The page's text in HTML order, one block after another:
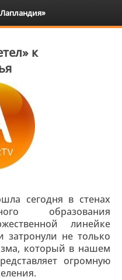
к
сегодня в стенах
образования
линейке
затронули не только
который в нашем
огромную